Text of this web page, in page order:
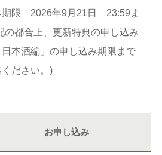
期限 2026年9月21日 23:59ま
の都合上、更新特典の申し込み
本酒編」の申し込み期限まで
ださい。)
お申し込み